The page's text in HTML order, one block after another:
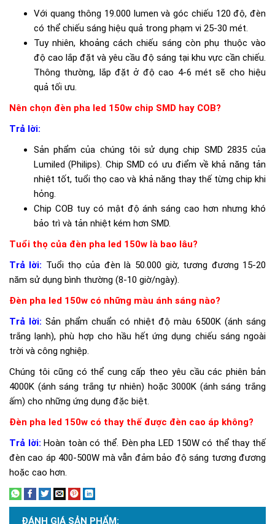
thương hiệu hàng đầu thế giới về công nghệ chiếu sáng.
Những chip này không chỉ cho độ sáng ổn định mà còn đảm
bảo tuổi thọ lên đến 50.000 giờ hoạt động, tương đương 15-20
năm sử dụng bình thường.
Chất lượng ánh sáng vượt trội
Nhiệt độ màu 6500K tạo ra ánh sáng trắng tự nhiên, không gây
mỏi mắt khi nhìn lâu. Chỉ số hoàn màu CRI 85 đảm bảo các vật
thể được chiếu sáng hiển thị màu sắc chân thực, điều này đặc
biệt quan trọng cho các khu vực cần độ chính xác màu sắc
Thiết kế chống nước IP65 bền bỉ
Vỏ nhôm hợp kim cao cấp kết hợp chuẩn chống nước IP65
giúp đèn pha led 150w siêu sáng hoạt động ổn định trong mọi
Dù mưa to, nắng gắt hay độ ẩm cao, sản phẩm vẫn duy
trì hiệu suất tối ưu.
Với quang thông 19.000 lumen và góc chiếu 120 độ, đèn
có thể chiếu sáng hiệu quả trong phạm vi 25-30 mét.
Tuy nhiên, khoảng cách chiếu sáng còn phụ thuộc vào
độ cao lắp đặt và yêu cầu độ sáng tại khu vực cần chiếu.
Thông thường, lắp đặt ở độ cao 4-6 mét sẽ cho hiệu
quả tối ưu.
Nên chọn đèn pha led 150w chip SMD hay COB?
Trả lời:
Sản phẩm của chúng tôi sử dụng chip SMD 2835 của
Lumiled (Philips). Chip SMD có ưu điểm về khả năng tản
nhiệt tốt, tuổi thọ cao và khả năng thay thế từng chip khi
hỏng.
Chip COB tuy có mật độ ánh sáng cao hơn nhưng khó
bảo trì và tản nhiệt kém hơn SMD.
Tuổi thọ của đèn pha led 150w là bao lâu?
Trả lời: Tuổi thọ của đèn là 50.000 giờ, tương đương 15-20
năm sử dụng bình thường (8-10 giờ/ngày).
Đèn pha led 150w có những màu ánh sáng nào?
Trả lời:Sản phẩm chuẩn có nhiệt độ màu 6500K (ánh sáng
trắng lạnh), phù hợp cho hầu hết ứng dụng chiếu sáng ngoài
trời và công nghiệp.
Chúng tôi cũng có thể cung cấp theo yêu cầu các phiên bản
4000K (ánh sáng trắng tự nhiên) hoặc 3000K (ánh sáng trắng
ấm) cho những ứng dụng đặc biệt.
Đèn pha led 150w có thay thế được đèn cao áp không?
Trả lời:Hoàn toàn có thể. Đèn pha LED 150W có thể thay thế
đèn cao áp 400-500W mà vẫn đảm bảo độ sáng tương đương
hoặc cao hơn.
ĐÁNH GIÁ SẢN PHẨM: